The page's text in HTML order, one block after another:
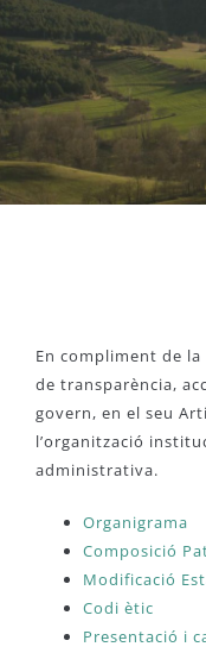
En compliment de
de transparència,
govern, en el seu
l’organització
administrativa.
Organigrama
Composició
Modificació
Codi ètic
Presentació i